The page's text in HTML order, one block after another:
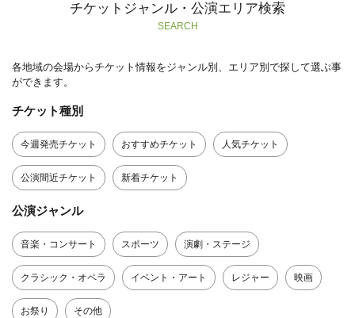
チケットジャンル・公演エリア検索
SEARCH
各地域の会場からチケット情報をジャンル別、エリア別で探して選ぶ事
ができます。
チケット種別
今週発売チケット おすすめチケット 人気チケット
公演間近チケット 新着チケット
公演ジャンル
音楽・コンサート スポーツ 演劇・ステージ
クラシック・オペラ イベント・アート レジャー 映画
お祭り その他